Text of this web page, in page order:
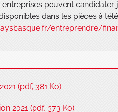
peuvent candidater
dans les pièces à
entreprendre/
(pdf, 381 Ko)
2021 (pdf, 373 Ko)